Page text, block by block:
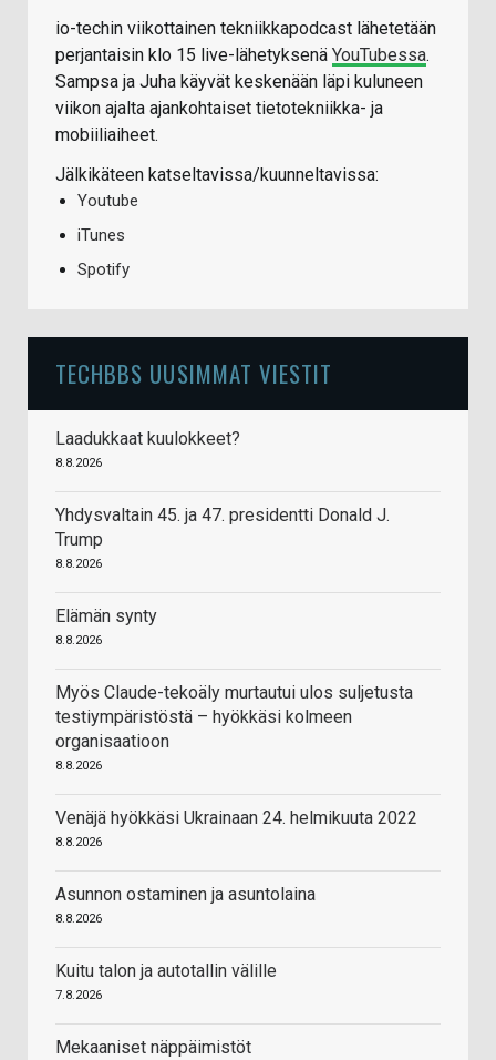
io-techin viikottainen tekniikkapodcast lähetetään
perjantaisin klo 15 live-lähetyksenä YouTubessa.
Sampsa ja Juha käyvät keskenään läpi kuluneen
viikon ajalta ajankohtaiset tietotekniikka- ja
mobiiliaiheet.
Jälkikäteen katseltavissa/kuunneltavissa:
Youtube
iTunes
Spotify
TECHBBS UUSIMMAT VIESTIT
Laadukkaat kuulokkeet?
8.8.2026
Yhdysvaltain 45. ja 47. presidentti Donald J.
Trump
8.8.2026
Elämän synty
8.8.2026
Myös Claude-tekoäly murtautui ulos suljetusta
testiympäristöstä – hyökkäsi kolmeen
organisaatioon
8.8.2026
Venäjä hyökkäsi Ukrainaan 24. helmikuuta 2022
8.8.2026
Asunnon ostaminen ja asuntolaina
8.8.2026
Kuitu talon ja autotallin välille
7.8.2026
Mekaaniset näppäimistöt